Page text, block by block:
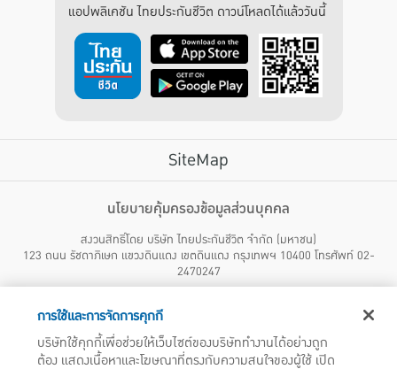
แอปพลิเคชัน ไทยประกันชีวิต ดาวน์โหลดได้แล้ววันนี้
SiteMap
ไทยประกันชีวิต HEALTH CARE SOLUTIONS
สิทธิพิเศษ
แอปพลิเคชัน ไทยประกันชีวิต
ไทยประกันชีวิตแคร์เซ็นเตอร์
ไทยประกันชีวิตเมดิแคร์
ไทยประกันชีวิตอีซี่เพย์
นโยบายคุ้มครองข้อมูลส่วนบุคคล
สงวนสิทธิ์โดย บริษัท ไทยประกันชีวิต จำกัด (มหาชน)
123 ถนน รัชดาภิเษก แขวงดินแดง เขตดินแดง กรุงเทพฯ 10400 โทรศัพท์ 02-
2470247
บริษัทฯ ขอแจ้งให้ผู้ใช้บริการทราบว่า บรรดาข้อความ ภาพ เสียง เนื้อหา ชื่อ ชื่อทางการค้า ส่วนประกอบใดๆ
ทั้งหมดของเว็บไซต์ รวมถึงเครื่องหมายการค้า เครื่องหมาย บริการ ลิขสิทธิ์ สิทธิบัตร ความรู้ต่างๆ ที่ปรากฏ
บนเว็บไซต์ของบริษัทฯ นี้ เป็นงานอันได้รับความคุ้มครองตามกฎหมายทรัพย์สินทางปัญญาของไทยโดยชอบ
ด้วยกฎหมายของบริษัทฯ แต่เพียงผู้เดียว หากบุคคลใดลอกเลียน ปลอมแปลง ทำซ้ำ ดัดแปลง เผยแพร่ต่อ
การใช้และการจัดการคุกกี้
บริษัทใช้คุกกี้เพื่อช่วยให้เว็บไซต์ของบริษัททำงานได้อย่างถูก
ต้อง แสดงเนื้อหาและโฆษณาที่ตรงกับความสนใจของผู้ใช้ เปิด